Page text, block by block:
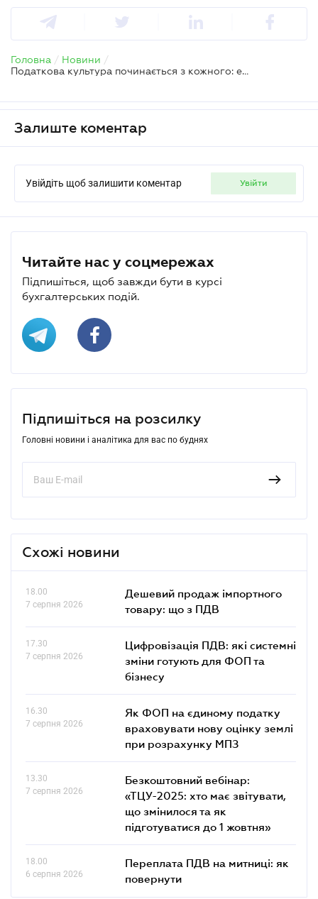
Головна / Новини /
Податкова культура починається з кожного: еволюція обліку та довіра до держави – у спеціальному випуску TAX Podcast
Залиште коментар
Увійдіть щоб залишити коментар увійти
Читайте нас у соцмережах
Підпишіться, щоб завжди бути в курсі
бухгалтерських подій.
Підпишіться на розсилку
Головні новини і аналітика для вас по буднях
Схожі новини
18.00
7 серпня 2026
Дешевий продаж імпортного
товару: що з ПДВ
17.30
7 серпня 2026
Цифровізація ПДВ: які системні
зміни готують для ФОП та
бізнесу
16.30
7 серпня 2026
Як ФОП на єдиному податку
враховувати нову оцінку землі
при розрахунку МПЗ
13.30
7 серпня 2026
Безкоштовний вебінар:
«ТЦУ-2025: хто має звітувати,
що змінилося та як
підготуватися до 1 жовтня»
18.00
6 серпня 2026
Переплата ПДВ на митниці: як
повернути